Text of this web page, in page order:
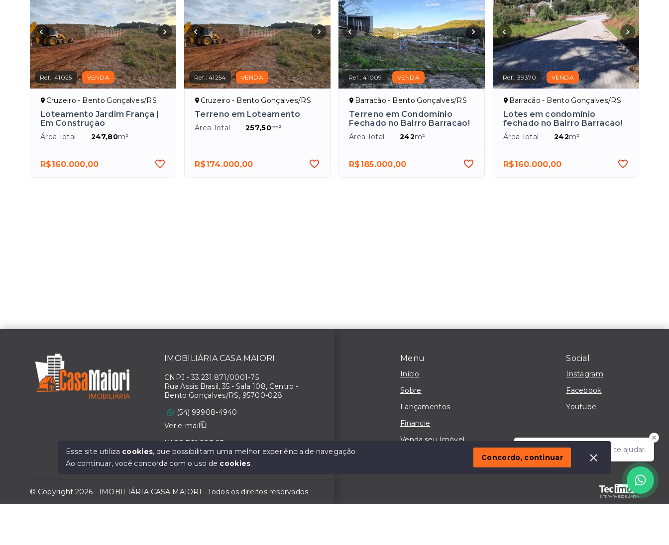
Ref.:41025 VENDA
Cruzeiro - Bento Gonçalves/RS
Loteamento Jardim França |
Em Construção
Área Total 247,80m²
R$160.000,00
Ref.:41254 VENDA
Cruzeiro - Bento Gonçalves/RS
Terreno em Loteamento
Área Total 257,50m²
R$174.000,00
Ref.:41009 VENDA
Barracão - Bento Gonçalves/RS
Terreno em Condomínio
Fechado no Bairro Barracão!
Área Total 242m²
R$185.000,00
Ref.:39370 VENDA
Barracão - Bento Gonçalves/RS
Lotes em condomínio
fechado no Bairro Barracão!
Área Total 242m²
R$160.000,00
Olá! Estou disponível para te ajudar.
Menu
Início
Sobre
Lançamentos
Financie
Venda seu Imóvel
Social
Instagram
Facebook
Youtube
SITE PARA IMOBILIARIA
IMOBILIÁRIA CASA MAIORI
CNPJ - 33.231.871/0001-75
Rua Assis Brasil, 35 - Sala 108, Centro -
Bento Gonçalves/RS, 95700-028
(54) 99908-4940
Ver e-mail
INCC R$1.283,03
© Copyright 2026 - IMOBILIÁRIA CASA MAIORI - Todos os direitos reservados
Esse site utiliza cookies, que possibilitam uma melhor experiência de navegação.
Ao continuar, você concorda com o uso de cookies.
Concordo, continuar